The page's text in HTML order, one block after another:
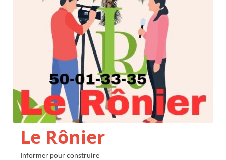
Le Rônier
Informer pour construire